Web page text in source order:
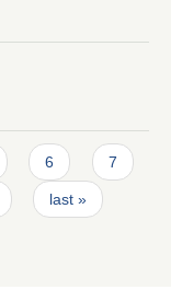
6 7
last »